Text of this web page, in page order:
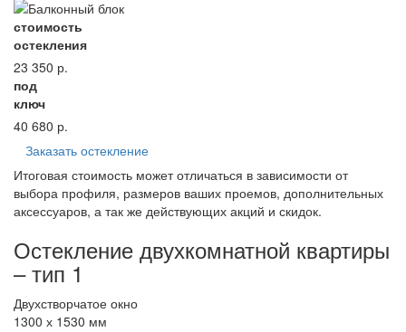
стоимость
остекления
23 350 р.
под
ключ
40 680 р.
Заказать остекление
Итоговая стоимость может отличаться в зависимости от
выбора профиля, размеров ваших проемов, дополнительных
аксессуаров, а так же действующих акций и скидок.
Остекление двухкомнатной квартиры
– тип 1
Двухстворчатое окно
1300 х 1530 мм